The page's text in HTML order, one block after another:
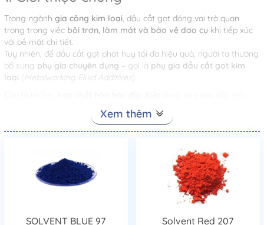
Trong ngành gia công kim loại, dầu cắt gọt đóng vai trò quan
trọng trong việc bôi trơn, làm mát và bảo vệ dao cụ khi tiếp xúc
với bề mặt chi tiết.
Tuy nhiên, để dầu cắt gọt phát huy tối đa hiệu quả, người ta thường
bổ sung phụ gia chuyên dụng – gọi là phụ gia dầu cắt gọt kim
loại (Metalworking Fluid Additives).
nâng cao tính năng bôi trơn, chống mài mòn, chống rỉ sét,
giảm ma sát và kéo dài tuổi thọ dụng cụ
2. Công dụng của phụ gia dầu cắt gọt
kim loại
Phụ gia đóng vai trò
quyết định chất lượng và hiệu suất
Xem thêm
SOLVENT BLUE 97 Solvent Red 207